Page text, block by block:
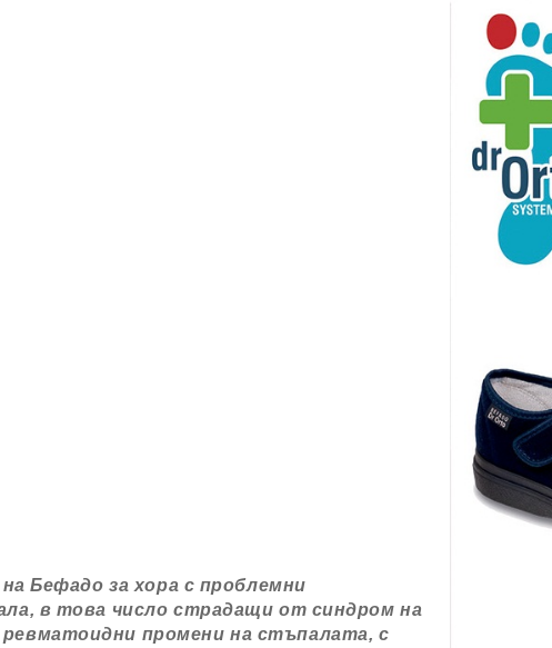
Бефадо за хора с проблемни
в това число страдащи от синдром на
промени на стъпалата, с